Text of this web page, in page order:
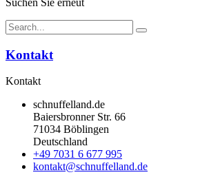
Suchen Sie erneut
Kontakt
Kontakt
schnuffelland.de
Baiersbronner Str. 66
71034 Böblingen
Deutschland
+49 7031 6 677 995
kontakt@schnuffelland.de